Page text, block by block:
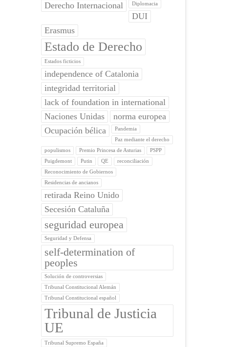
Derecho Internacional
Diplomacia
DUI
Erasmus
Estado de Derecho
Estados ficticios
independence of Catalonia
integridad territorial
lack of foundation in international
Naciones Unidas
norma europea
Ocupación bélica
Pandemia
Paz mediante el derecho
populismos
Premio Princesa de Asturias
PSPP
Puigdemont
Putin QE
reconciliación
Reconocimiento de Gobiernos
Residencias de ancianos
retirada Reino Unido
Secesión Cataluña
seguridad europea
Seguridad y Defensa
self-determination of
peoples
Solución de controversias
Tribunal Constitucional Alemán
Tribunal Constitucional español
Tribunal de Justicia
UE
Tribunal Supremo España